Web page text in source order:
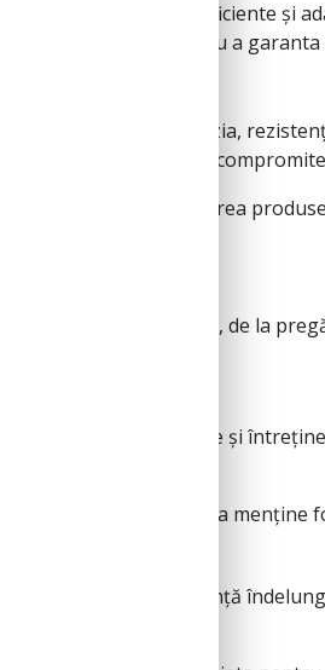
unor soluții fiabile, eficiente și
în aplicare și pentru a
unde precizia,
intensivă, fără a
prime și în testarea
profesionale, de la
extensii stabile și
timp și capacitatea de a
uniformă și rezistență